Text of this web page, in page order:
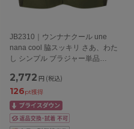
JB2310｜ウンナナクール une
nana cool 脇スッキリ さあ、わた
し シンプル ブラジャー単品
65/70/75/80cm
2,772 円 (税込)
126pt獲得